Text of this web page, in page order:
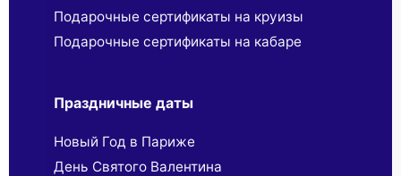
Подарочные сертификаты на круизы
Подарочные сертификаты на кабаре
Праздничные даты
Новый Год в Париже
День Святого Валентина